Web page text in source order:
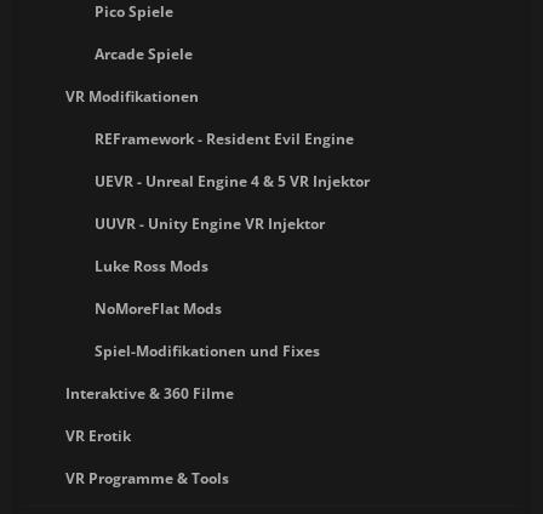
Pico Spiele
Arcade Spiele
VR Modifikationen
REFramework - Resident Evil Engine
UEVR - Unreal Engine 4 & 5 VR Injektor
UUVR - Unity Engine VR Injektor
Luke Ross Mods
NoMoreFlat Mods
Spiel-Modifikationen und Fixes
Interaktive & 360 Filme
VR Erotik
VR Programme & Tools